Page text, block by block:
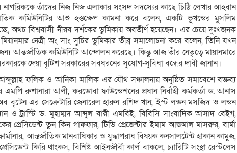
নাগরিককে তাঁদের নিজ নিজ এলাকার সংসদ সদস্যের কাছে চিঠি লেখার আহবান
কমিউনিটির আশু হস্তক্ষেপ কামনা করে বলেন, একটি ভূখন্ডের মুসলিম
অথচ বিশ্ববাসী নীরব দর্শকের ভুমিকায় অবতীর্ণ হয়েছেন। এর চেয়ে দুঃখজনক
নেত্রী অং সাং সুচির ভুমিকার তীব্র সমালোচনা করে বলেন, তিনি যখন
আন্তর্জাতিক কমিউনিটি আন্দোলন করেছে। কিন্তু আজ তাঁর নেতৃত্বে মায়ানমারে
দেয়া বৃটিশ সরকারের সবধরনের সুযোগ-সুবিধা বন্ধের দাবী জানান।
ফলিক ও আনিকা মালিক এর যৌথ সঞ্চালনায় অনুষ্ঠিত সমাবেশে বক্তব্য
রুশানারা আলী, করডোবা ফাউন্ডেশনের প্রধান নির্বাহী কর্মকর্তা ড. আনাস
বৃটেন এর সেক্রেটারি জেনারেল হারুন রশিদ খান, ইস্ট লন্ডন মসজিদ ও লন্ডন
ও ট্রাস্টি ড. মুহাম্মদ আব্দুল বারী এমবিই, বিবিসি সাংবাদিক আসাদ বেইগ,
প্রেসিডেন্ট তুন কিন গাফফার, টিভি প্রেজেন্টার ইমাম আজমাল মাসরুর, বার্মা
আন্তর্জাতিক মানবাধিকার ও যুদ্ধাপরাধ বিষয়ক কনসালটেন্ট হাকান কামুজ,
কিরি থাংকস, বিশিষ্ট আইনজীবী কার্ল বাকলে, চ্যারিটি সংস্থা রেস্টলেস